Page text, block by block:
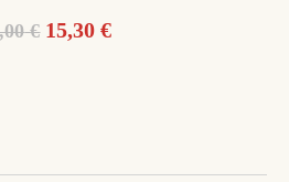
€ Original
15,30 €Η